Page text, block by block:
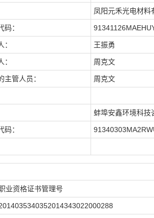
凤阳元禾光电材料
：
王振勇
周克文
主管人员： 周克文
蚌埠安鑫环境科技
：
业资格证书管理号